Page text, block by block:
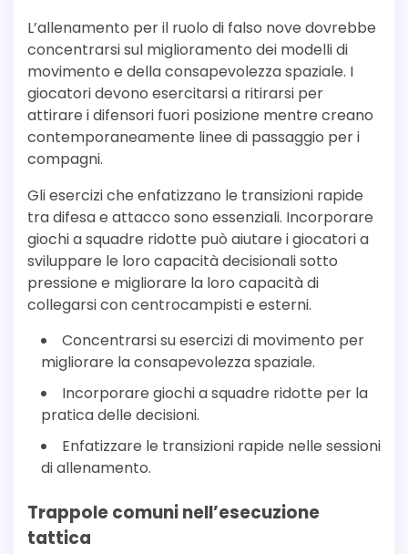
L’allenamento per il ruolo di falso nove dovrebbe
concentrarsi sul miglioramento dei modelli di
movimento e della consapevolezza spaziale. I
giocatori devono esercitarsi a ritirarsi per
attirare i difensori fuori posizione mentre creano
contemporaneamente linee di passaggio per i
compagni.
Gli esercizi che enfatizzano le transizioni rapide
tra difesa e attacco sono essenziali. Incorporare
giochi a squadre ridotte può aiutare i giocatori a
sviluppare le loro capacità decisionali sotto
pressione e migliorare la loro capacità di
collegarsi con centrocampisti e esterni.
Concentrarsi su esercizi di movimento per
migliorare la consapevolezza spaziale.
Incorporare giochi a squadre ridotte per la
pratica delle decisioni.
Enfatizzare le transizioni rapide nelle sessioni
di allenamento.
Trappole comuni nell’esecuzione
tattica